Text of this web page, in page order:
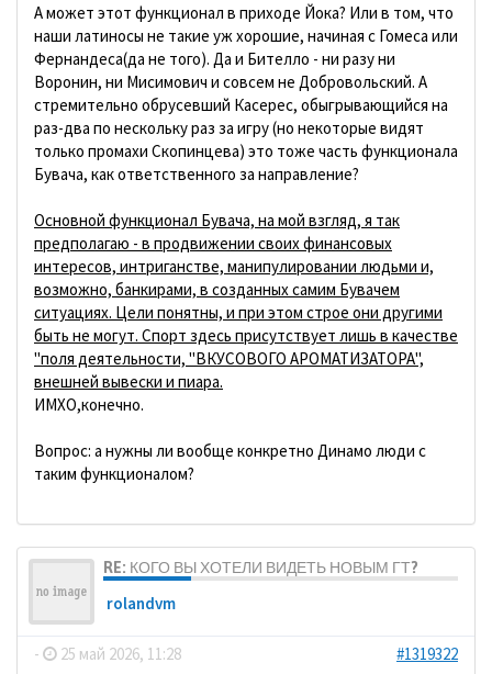
А может этот функционал в приходе Йока? Или в том, что
наши латиносы не такие уж хорошие, начиная с Гомеса или
Фернандеса(да не того). Да и Бителло - ни разу ни
Воронин, ни Мисимович и совсем не Добровольский. А
стремительно обрусевший Касерес, обыгрывающийся на
раз-два по нескольку раз за игру (но некоторые видят
только промахи Скопинцева) это тоже часть функционала
Бувача, как ответственного за направление?
Основной функционал Бувача, на мой взгляд, я так
предполагаю - в продвижении своих финансовых
интересов, интриганстве, манипулировании людьми и,
возможно, банкирами, в созданных самим Бувачем
ситуациях. Цели понятны, и при этом строе они другими
быть не могут. Спорт здесь присутствует лишь в качестве
"поля деятельности, "ВКУСОВОГО АРОМАТИЗАТОРА",
внешней вывески и пиара.
ИМХО,конечно.
Вопрос: а нужны ли вообще конкретно Динамо люди с
таким функционалом?
RE: КОГО ВЫ ХОТЕЛИ ВИДЕТЬ НОВЫМ ГТ?
rolandvm
- 25 май 2026, 11:28
#1319322